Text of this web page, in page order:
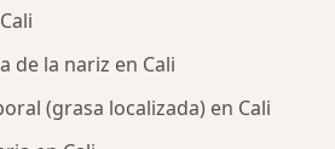
de la nariz en Cali
(grasa localizada) en Cali